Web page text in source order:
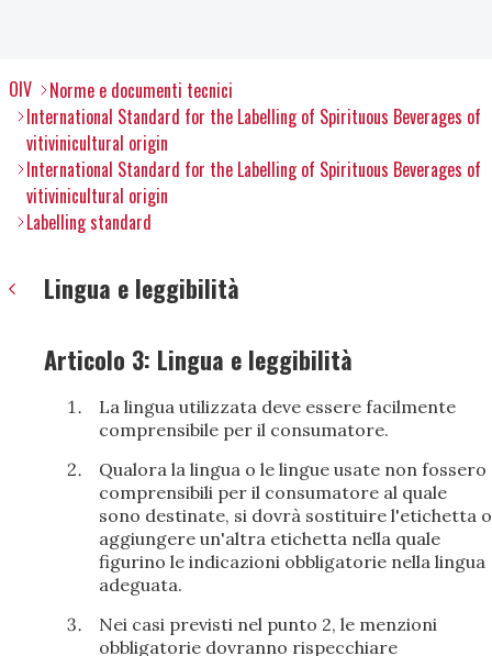
OIV
Norme e documenti tecnici
International Standard for the Labelling of Spirituous Beverages of
vitivinicultural origin
International Standard for the Labelling of Spirituous Beverages of
vitivinicultural origin
Labelling standard
Lingua e leggibilità
Articolo 3: Lingua e leggibilità
La lingua utilizzata deve essere facilmente
comprensibile per il consumatore.
Qualora la lingua o le lingue usate non fossero
comprensibili per il consumatore al quale
sono destinate, si dovrà sostituire l'etichetta o
aggiungere un'altra etichetta nella quale
figurino le indicazioni obbligatorie nella lingua
adeguata.
Nei casi previsti nel punto 2, le menzioni
obbligatorie dovranno rispecchiare